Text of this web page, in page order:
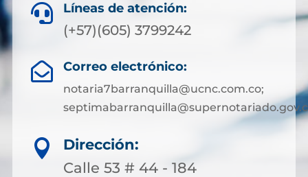
 Líneas de atención:
(+57)(605) 3799242
 Correo electrónico:
notaria7barranquilla@ucnc.com.co;

Dirección:
Calle 53 # 44 - 184